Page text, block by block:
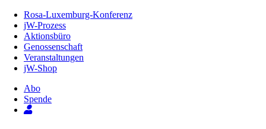
Inhalt
Seite
Rosa-Luxemburg-Konferenz
jW-Prozess
Aktionsbüro
Genossenschaft
Veranstaltungen
jW-Shop
Abo
Spende